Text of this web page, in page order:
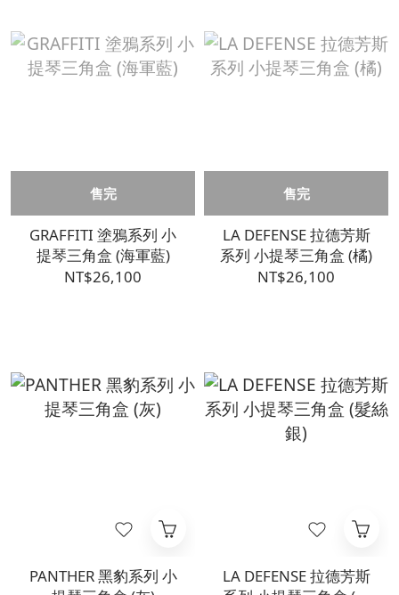
售完
GRAFFITI 塗鴉系列 小
提琴三角盒 (海軍藍)
NT$26,100
售完
LA DEFENSE 拉德芳斯
系列 小提琴三角盒 (橘)
NT$26,100
PANTHER 黑豹系列 小
LA DEFENSE 拉德芳斯